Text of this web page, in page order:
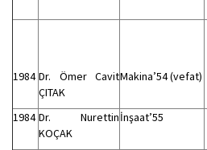
1984 Dr. Ömer Cavit
ÇITAK
Makina’54 (vefat)
1984 Dr. Nurettin
KOÇAK
İnşaat’55